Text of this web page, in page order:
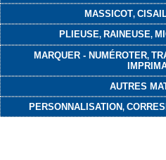
MASSICOT,
PLIEUSE, RAINEUSE,
MARQUER - NUMÉROTER,
AUTRES
PERSONNALISATION,